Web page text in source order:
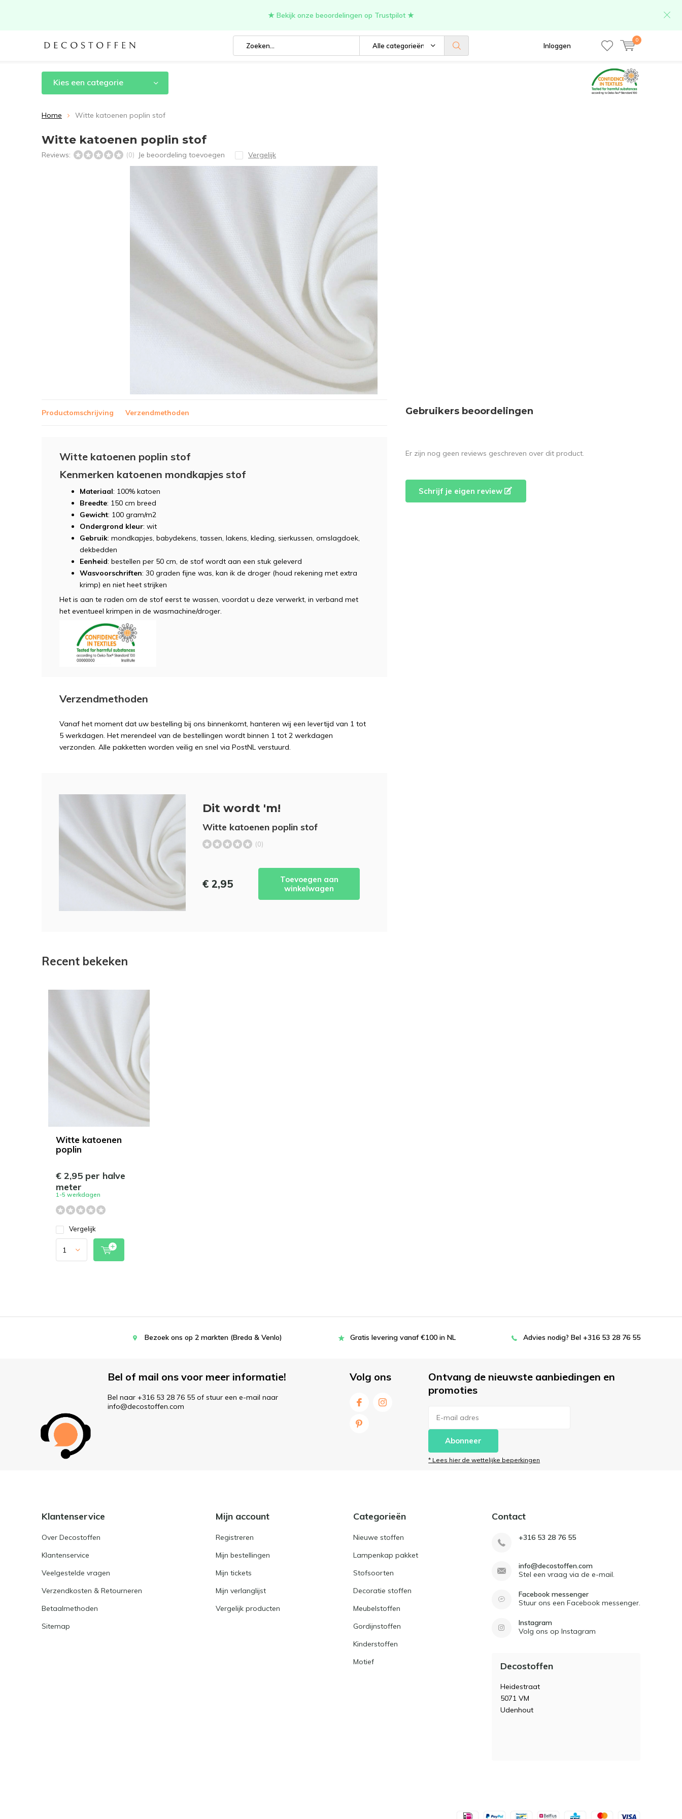
Alle categorieën Inloggen
0
★ Bekijk onze beoordelingen op Trustpilot ★
Kies een categorie
Home Witte katoenen poplin stof
Witte katoenen poplin stof
Reviews: (0) Je beoordeling toevoegen Vergelijk
Productomschrijving Verzendmethoden
Witte katoenen poplin stof
Kenmerken katoenen mondkapjes stof
Materiaal: 100% katoen
Breedte: 150 cm breed
Gewicht: 100 gram/m2
Ondergrond kleur: wit
Gebruik: mondkapjes, babydekens, tassen, lakens, kleding, sierkussen, omslagdoek,
dekbedden
Eenheid: bestellen per 50 cm, de stof wordt aan een stuk geleverd
Wasvoorschriften: 30 graden fijne was, kan ik de droger (houd rekening met extra
krimp) en niet heet strijken
Het is aan te raden om de stof eerst te wassen, voordat u deze verwerkt, in verband met
het eventueel krimpen in de wasmachine/droger.
Verzendmethoden
Vanaf het moment dat uw bestelling bij ons binnenkomt, hanteren wij een levertijd van 1 tot
5 werkdagen. Het merendeel van de bestellingen wordt binnen 1 tot 2 werkdagen
verzonden. Alle pakketten worden veilig en snel via PostNL verstuurd.
Dit wordt 'm!
Witte katoenen poplin stof
(0)
€ 2,95
Toevoegen aan
winkelwagen
Gebruikers beoordelingen
Er zijn nog geen reviews geschreven over dit product.
Schrijf je eigen review
Recent bekeken
Witte katoenen
poplin
€ 2,95 per halve
meter
1-5 werkdagen
Vergelijk
Bezoek ons op 2 markten (Breda & Venlo) Gratis levering vanaf €100 in NL Advies nodig? Bel +316 53 28 76 55
Bel of mail ons voor meer informatie!
Bel naar +316 53 28 76 55 of stuur een e-mail naar
info@decostoffen.com
Volg ons
Ontvang de nieuwste aanbiedingen en
promoties
Abonneer
* Lees hier de wettelijke beperkingen
Klantenservice
Over Decostoffen
Klantenservice
Veelgestelde vragen
Verzendkosten & Retourneren
Betaalmethoden
Sitemap
Mijn account
Registreren
Mijn bestellingen
Mijn tickets
Mijn verlanglijst
Vergelijk producten
Categorieën
Nieuwe stoffen
Lampenkap pakket
Stofsoorten
Decoratie stoffen
Meubelstoffen
Gordijnstoffen
Kinderstoffen
Motief
Contact
+316 53 28 76 55
info@decostoffen.com
Stel een vraag via de e-mail.
Facebook messenger
Stuur ons een Facebook messenger.
Instagram
Volg ons op Instagram
Decostoffen
Heidestraat
5071 VM
Udenhout